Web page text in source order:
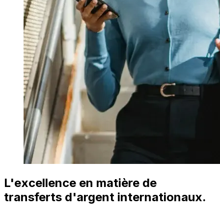
L'excellence en matière de
transferts d'argent internationaux.